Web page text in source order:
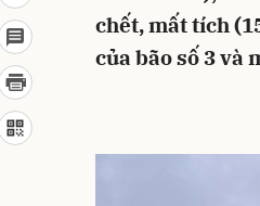
chết, mất tích
của bão số 3 và